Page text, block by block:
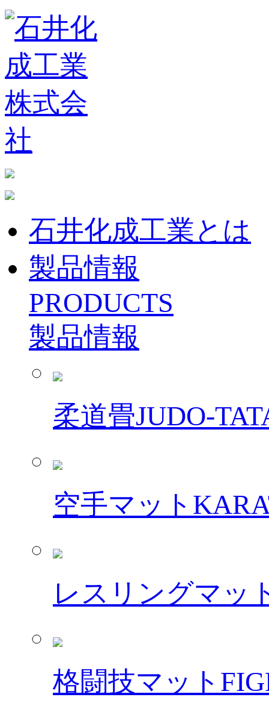
石井化成工業とは
製品情報
PRODUCTS
製品情報
柔道畳JUDO-
空手マット
レスリングマッ
格闘技マット